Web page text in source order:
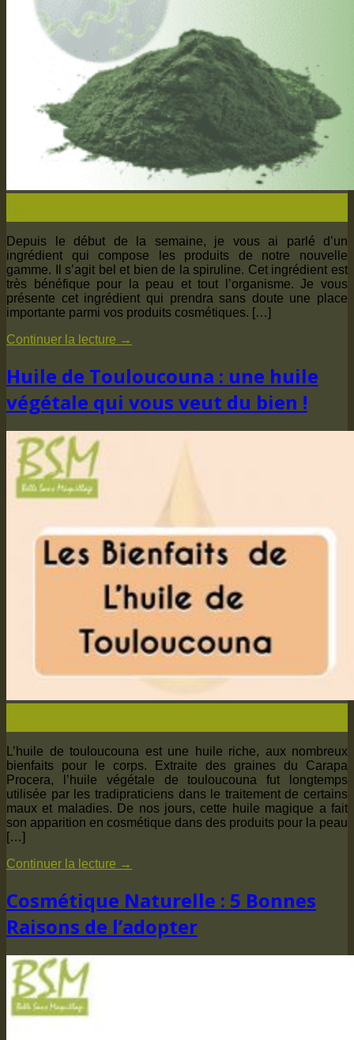
Depuis le début de la semaine, je vous ai parlé d’un
ingrédient qui compose les produits de notre nouvelle
gamme. Il s’agit bel et bien de la spiruline. Cet ingrédient est
très bénéfique pour la peau et tout l’organisme. Je vous
présente cet ingrédient qui prendra sans doute une place
importante parmi vos produits cosmétiques. […]
Continuer la lecture →
Huile de Touloucouna : une huile
végétale qui vous veut du bien !
L’huile de touloucouna est une huile riche, aux nombreux
bienfaits pour le corps. Extraite des graines du Carapa
Procera, l’huile végétale de touloucouna fut longtemps
utilisée par les tradipraticiens dans le traitement de certains
maux et maladies. De nos jours, cette huile magique a fait
son apparition en cosmétique dans des produits pour la peau
[…]
Continuer la lecture →
Cosmétique Naturelle : 5 Bonnes
Raisons de l’adopter